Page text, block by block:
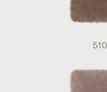
510